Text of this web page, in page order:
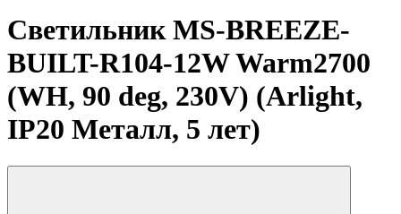
Светильник MS-BREEZE-
BUILT-R104-12W Warm2700
(WH, 90 deg, 230V) (Arlight,
IP20 Металл, 5 лет)